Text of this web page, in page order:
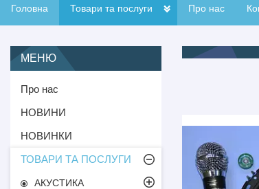
Головна Товари та послуги Про нас
Про нас
НОВИНИ
НОВИНКИ
ТОВАРИ ТА ПОСЛУГИ
АКУСТИКА